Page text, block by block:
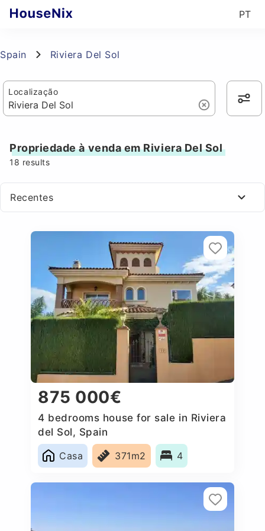
PT
Spain Riviera Del Sol
Localização
Propriedade à venda em Riviera Del Sol
18 results
Recentes
875 000€
4 bedrooms house for sale in Riviera
del Sol, Spain
Casa
371m2 4